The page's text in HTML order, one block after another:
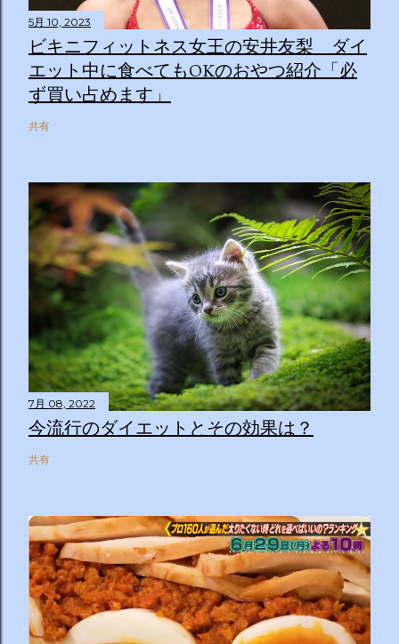
5月 10, 2023
ビキニフィットネス女王の安井友梨 ダイ
エット中に食べてもOKのおやつ紹介「必
ず買い占めます」
共有
7月 08, 2022
今流行のダイエットとその効果は？
共有